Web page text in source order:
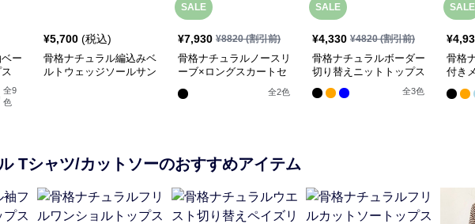
ー
全9
色
¥5,700 (税込)
骨格ナチュラル編込みベ
ルトウェッジソールサン
SALE
¥7,930 ¥8820(割引前)
骨格ナチュラルノースリ
ーブ×ロングスカートセ
全2色
SALE
¥4,330 ¥4820(割引前)
骨格ナチュラルボーダー
切り替えニットトップス
全3色
SALE
¥
骨格
付き
Tシャツ/カットソーのおすすめアイテム